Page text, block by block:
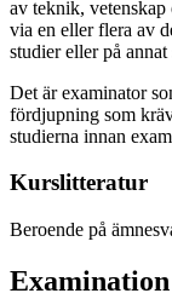
av teknik, vetenskap
via en eller flera av
studier eller på annat
Det är examinator
fördjupning som
studierna innan
Kurslitteratur
Beroende på